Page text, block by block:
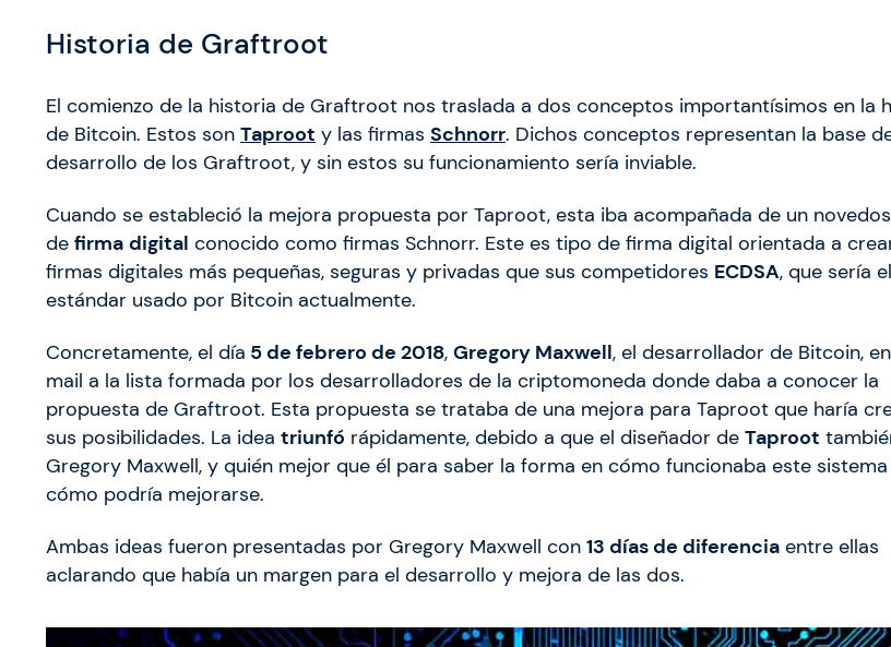
Historia de Graftroot
El comienzo de la historia de Graftroot nos traslada a dos conceptos importantísimos en la
de Bitcoin. Estos son Taproot y las firmas Schnorr. Dichos conceptos representan la base
desarrollo de los Graftroot, y sin estos su funcionamiento sería inviable.
Cuando se estableció la mejora propuesta por Taproot, esta iba acompañada de un
de firma digital conocido como firmas Schnorr. Este es tipo de firma digital orientada a
firmas digitales más pequeñas, seguras y privadas que sus competidores ECDSA, que sería el
estándar usado por Bitcoin actualmente.
Concretamente, el día 5 de febrero de 2018, Gregory Maxwell, el desarrollador de Bitcoin,
mail a la lista formada por los desarrolladores de la criptomoneda donde daba a conocer la
propuesta de Graftroot. Esta propuesta se trataba de una mejora para Taproot que haría
sus posibilidades. La idea triunfó rápidamente, debido a que el diseñador de Taproot
Gregory Maxwell, y quién mejor que él para saber la forma en cómo funcionaba este
cómo podría mejorarse.
Ambas ideas fueron presentadas por Gregory Maxwell con 13 días de diferencia entre ellas
aclarando que había un margen para el desarrollo y mejora de las dos.